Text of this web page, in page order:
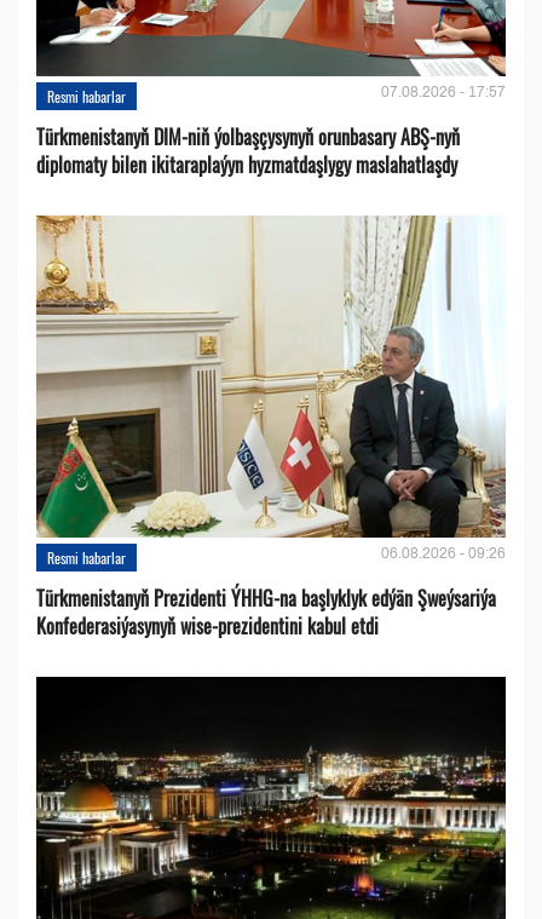
Resmi habarlar 07.08.2026 - 17:57
Türkmenistanyň DIM-niň ýolbaşçysynyň orunbasary ABŞ-nyň
diplomaty bilen ikitaraplaýyn hyzmatdaşlygy maslahatlaşdy
Resmi habarlar 06.08.2026 - 09:26
Türkmenistanyň Prezidenti ÝHHG-na başlyklyk edýän Şweýsariýa
Konfederasiýasynyň wise-prezidentini kabul etdi